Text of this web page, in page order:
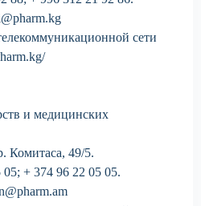
сети
и медицинских
Комитаса, 49/5.
+ 374 96 22 05 05.